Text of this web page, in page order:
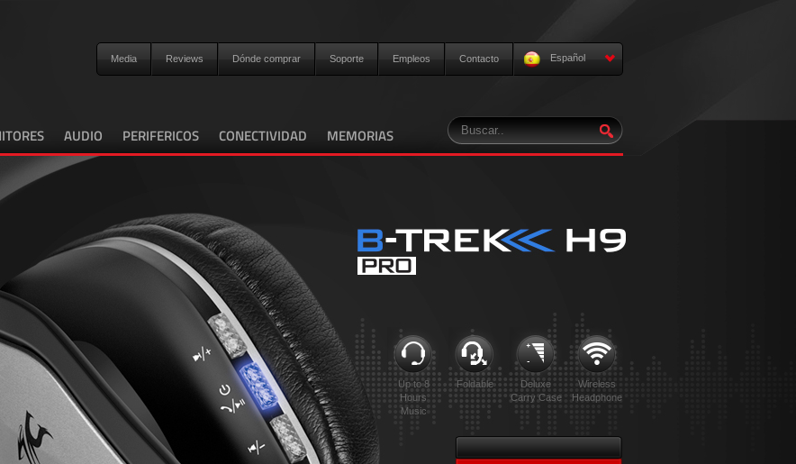
Media Reviews Dónde comprar Soporte Empleos Contacto Español
AUDIO PERIFERICOS CONECTIVIDAD MEMORIAS
Wireless
Headphone
Deluxe
Carry Case
Foldable
Up to 8
Hours
Music